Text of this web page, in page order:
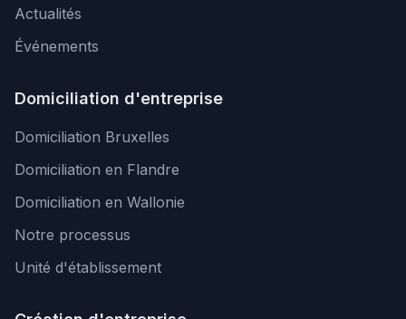
Actualités
Événements
Domiciliation d'entreprise
Domiciliation Bruxelles
Domiciliation en Flandre
Domiciliation en Wallonie
Notre processus
Unité d'établissement